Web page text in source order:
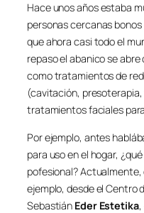
Hace unos años estaba
personas cercanas
que ahora casi todo el
repaso el abanico se
como tratamientos de
(cavitación,
tratamientos faciales
Por ejemplo, antes
para uso en el hogar,
pofesional?
ejemplo, desde el Centro
Sebastián Eder Estetika,